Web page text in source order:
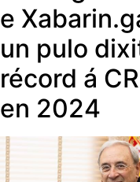
da noite para a mañá,
principais sospeitosos
de obras de arte. Será
para todos os
pantallas destes tres
e
un pulo
récord á
en 2024